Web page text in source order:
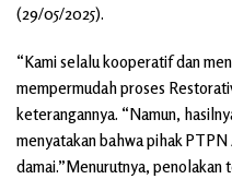
(29/05/2025).
“Kami selalu kooperatif dan
mempermudah proses
keterangannya. “Namun,
menyatakan bahwa pihak
damai.”Menurutnya,